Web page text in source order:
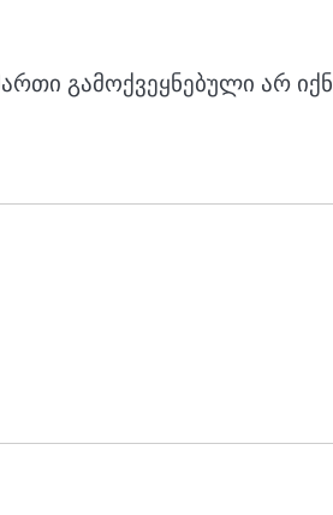
გამოქვეყნებული არ